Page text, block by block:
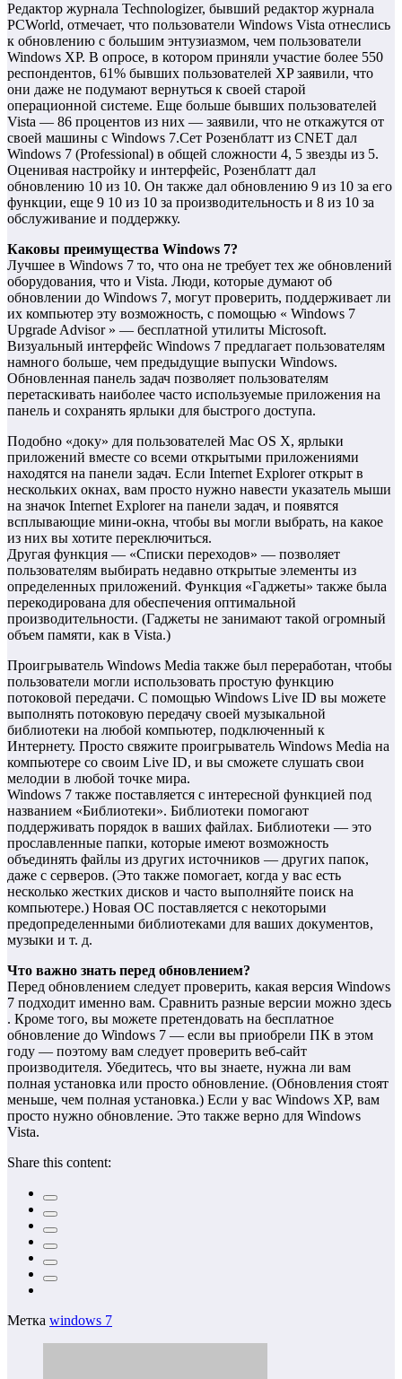
Редактор журнала Technologizer, бывший редактор журнала
PCWorld, отмечает, что пользователи Windows Vista отнеслись
к обновлению с большим энтузиазмом, чем пользователи
Windows XP. В опросе, в котором приняли участие более 550
респондентов, 61% бывших пользователей XP заявили, что
они даже не подумают вернуться к своей старой
операционной системе. Еще больше бывших пользователей
Vista — 86 процентов из них — заявили, что не откажутся от
своей машины с Windows 7.Сет Розенблатт из CNET дал
Windows 7 (Professional) в общей сложности 4, 5 звезды из 5.
Оценивая настройку и интерфейс, Розенблатт дал
обновлению 10 из 10. Он также дал обновлению 9 из 10 за его
функции, еще 9 10 из 10 за производительность и 8 из 10 за
обслуживание и поддержку.
Каковы преимущества Windows 7?
Лучшее в Windows 7 то, что она не требует тех же обновлений
оборудования, что и Vista. Люди, которые думают об
обновлении до Windows 7, могут проверить, поддерживает ли
их компьютер эту возможность, с помощью « Windows 7
Upgrade Advisor » — бесплатной утилиты Microsoft.
Визуальный интерфейс Windows 7 предлагает пользователям
намного больше, чем предыдущие выпуски Windows.
Обновленная панель задач позволяет пользователям
перетаскивать наиболее часто используемые приложения на
панель и сохранять ярлыки для быстрого доступа.
Подобно «доку» для пользователей Mac OS X, ярлыки
приложений вместе со всеми открытыми приложениями
находятся на панели задач. Если Internet Explorer открыт в
нескольких окнах, вам просто нужно навести указатель мыши
на значок Internet Explorer на панели задач, и появятся
всплывающие мини-окна, чтобы вы могли выбрать, на какое
из них вы хотите переключиться.
Другая функция — «Списки переходов» — позволяет
пользователям выбирать недавно открытые элементы из
определенных приложений. Функция «Гаджеты» также была
перекодирована для обеспечения оптимальной
производительности. (Гаджеты не занимают такой огромный
объем памяти, как в Vista.)
Проигрыватель Windows Media также был переработан, чтобы
пользователи могли использовать простую функцию
потоковой передачи. С помощью Windows Live ID вы можете
выполнять потоковую передачу своей музыкальной
библиотеки на любой компьютер, подключенный к
Интернету. Просто свяжите проигрыватель Windows Media на
компьютере со своим Live ID, и вы сможете слушать свои
мелодии в любой точке мира.
Windows 7 также поставляется с интересной функцией под
названием «Библиотеки». Библиотеки помогают
поддерживать порядок в ваших файлах. Библиотеки — это
прославленные папки, которые имеют возможность
объединять файлы из других источников — других папок,
даже с серверов. (Это также помогает, когда у вас есть
несколько жестких дисков и часто выполняйте поиск на
компьютере.) Новая ОС поставляется с некоторыми
предопределенными библиотеками для ваших документов,
музыки и т. д.
Что важно знать перед обновлением?
Перед обновлением следует проверить, какая версия Windows
7 подходит именно вам. Сравнить разные версии можно здесь
. Кроме того, вы можете претендовать на бесплатное
обновление до Windows 7 — если вы приобрели ПК в этом
году — поэтому вам следует проверить веб-сайт
производителя. Убедитесь, что вы знаете, нужна ли вам
полная установка или просто обновление. (Обновления стоят
меньше, чем полная установка.) Если у вас Windows XP, вам
просто нужно обновление. Это также верно для Windows
Vista.
Share this content:
Метка windows 7